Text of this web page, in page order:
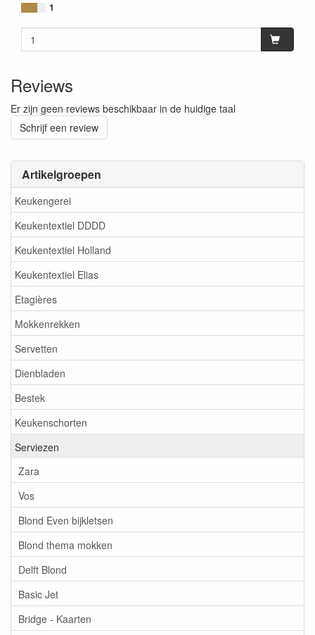
Artikelgroepen
Keukengerei
Keukentextiel DDDD
Keukentextiel Holland
Keukentextiel Elias
Etagières
Mokkenrekken
Servetten
Dienbladen
Bestek
Keukenschorten
Serviezen
Zara
Vos
Blond Even bijkletsen
Blond thema mokken
Delft Blond
Basic Jet
Bridge - Kaarten
1
Reviews
Er zijn geen reviews beschikbaar in de huidige taal
Schrijf een review